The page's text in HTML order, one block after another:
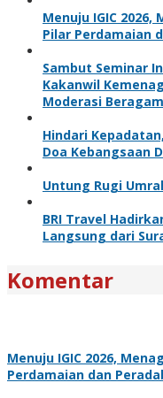
Menuju IGIC
Pilar Perdamaian
Sambut Seminar
Kakanwil
Moderasi
Hindari
Doa Kebangsaan
Untung Rugi
BRI Travel
Langsung dari
Komentar
Menuju IGIC 2026,
Perdamaian dan